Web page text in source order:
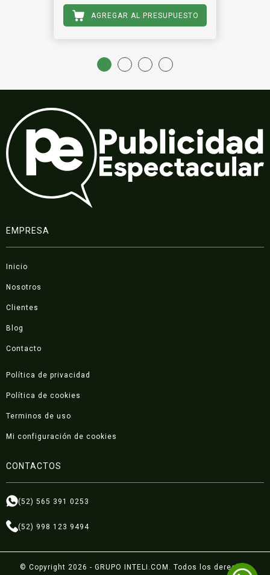
AGREGAR AL PRESUPUESTO
EMPRESA
Inicio
Nosotros
Clientes
Blog
Contacto
Política de privacidad
Política de cookies
Terminos de uso
Mi configuración de cookies
CONTACTOS
(52) 565 391 0253
(52) 998 123 9494
© Copyright 2026 - GRUPO INTELI.COM. Todos los derechos